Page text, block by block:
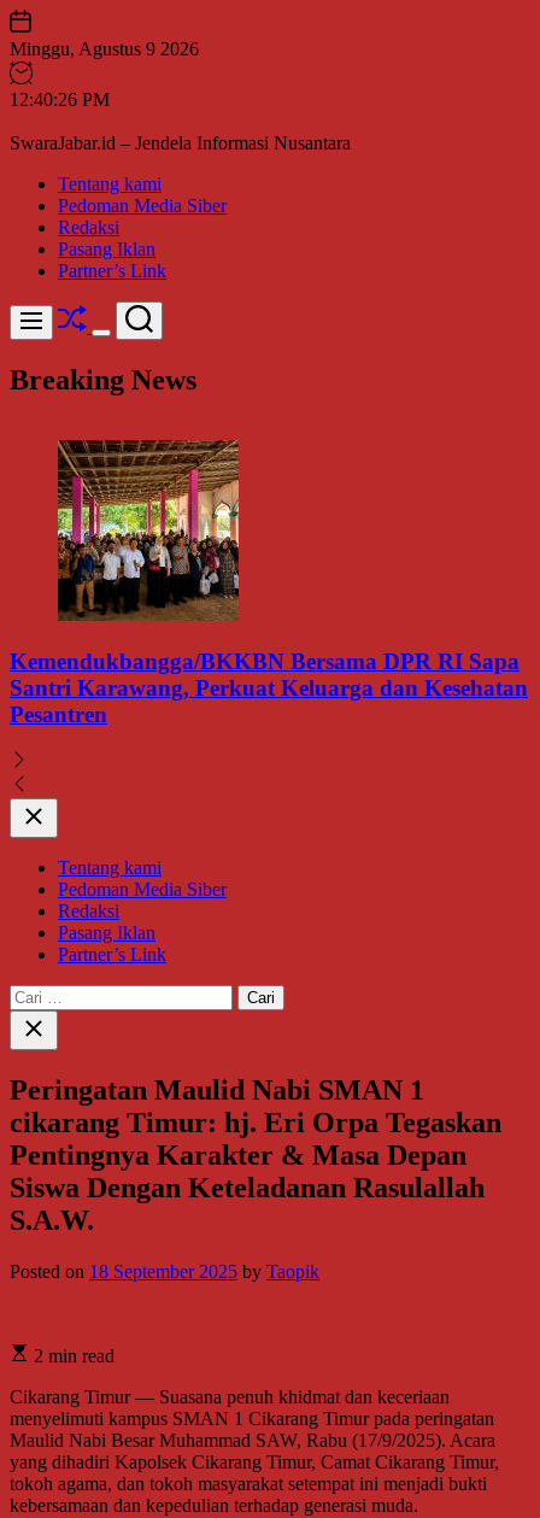
Skip
to
content
Minggu, Agustus 9 2026
12:40:28 PM
SwaraJabar.id – Jendela Informasi Nusantara
Tentang kami
Pedoman Media Siber
Redaksi
Pasang Iklan
Partner’s Link
Menu Shuffle
Switch
mode
Search
Breaking News
DPR RI Sapa
dan Kesehatan
Olahraga Bersama
Bangun Kebugaran dan
Close
Tentang kami
Pedoman Media Siber
Redaksi
Pasang Iklan
Partner’s Link
Cari
untuk:
Close
search
Peringatan Maulid Nabi SMAN 1
cikarang Timur: hj. Eri Orpa Tegaskan
Pentingnya Karakter & Masa Depan
Siswa Dengan Keteladanan Rasulallah
S.A.W.
Posted on 18 September 2025 by Taopik
2 min read
Cikarang Timur — Suasana penuh khidmat dan keceriaan
menyelimuti kampus SMAN 1 Cikarang Timur pada peringatan
Maulid Nabi Besar Muhammad SAW, Rabu (17/9/2025). Acara
yang dihadiri Kapolsek Cikarang Timur, Camat Cikarang Timur,
tokoh agama, dan tokoh masyarakat setempat ini menjadi bukti
kebersamaan dan kepedulian terhadap generasi muda.